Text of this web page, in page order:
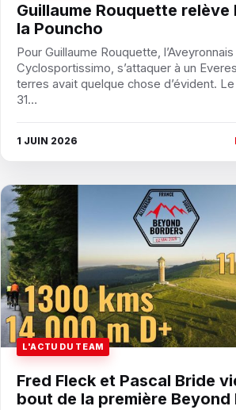
Guillaume Rouquette relève
la Pouncho
Pour Guillaume Rouquette,
Cyclosportissimo, s’attaquer à un
terres avait quelque chose d’évident.
31…
1 JUIN 2026
L'ACTU DU TEAM
Fred Fleck et Pascal Bride
bout de la première Beyond